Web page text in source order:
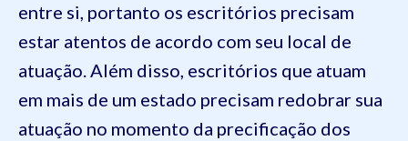
entre si, portanto os escritórios precisam
estar atentos de acordo com seu local de
atuação. Além disso, escritórios que atuam
em mais de um estado precisam redobrar sua
atuação no momento da precificação dos